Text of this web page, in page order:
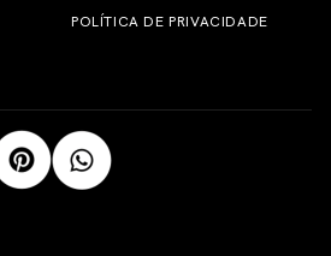
POLÍTICA DE PRIVACIDADE